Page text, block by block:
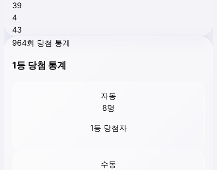
39
4
43
964회 당첨 통계
1등 당첨 통계
자동
8명
1등 당첨자
수동